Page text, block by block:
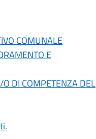
COMUNALE
E
DI COMPETENZA DEL